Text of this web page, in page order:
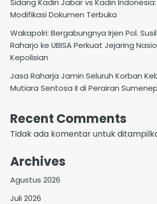
Sidang Kadin Jabar vs Kadin
Modifikasi Dokumen Terbuka
Wakapolri: Bergabungnya Irjen Pol.
Raharjo ke UBISA Perkuat Jejaring
Kepolisian
Jasa Raharja Jamin Seluruh Korban
Mutiara Sentosa II di Perairan Sumenep
Recent Comments
Tidak ada komentar untuk
Archives
Agustus 2026
Juli 2026